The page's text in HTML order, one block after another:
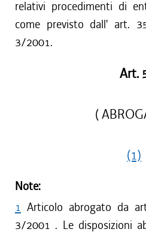
relativi procedimenti di
come previsto dall' art.
3/2001.
Art.
(
(1)
Note:
1 Articolo abrogato da
3/2001 . Le disposizioni